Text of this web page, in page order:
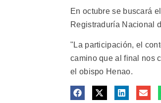
En octubre se buscará
Registraduría Nacional
"La participación, el
camino que al final nos
el obispo Henao.